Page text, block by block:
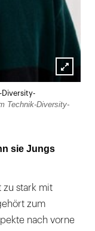
Diversity-
Technik-Diversity-
sie Jungs
zu stark mit
zum
nach vorne